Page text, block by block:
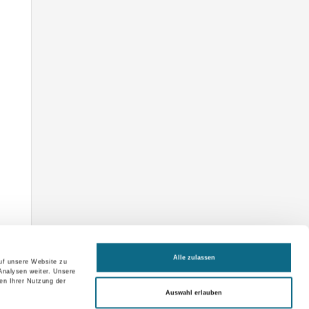
unsere Website zu
weiter. Unsere
Ihrer Nutzung der
Alle zulassen
Auswahl erlauben